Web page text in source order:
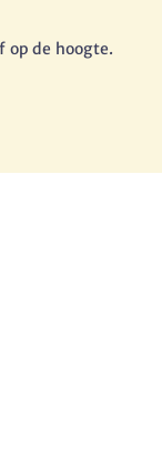
op de hoogte.